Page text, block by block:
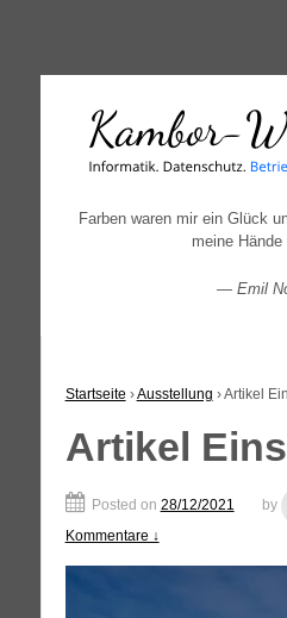
↓
CONTENT
Farben waren mir ein Glück
meine Hände
—Emil
Startseite ›Ausstellung ›Artikel
Artikel Eins
Posted on 28/12/2021 by
Kommentare ↓